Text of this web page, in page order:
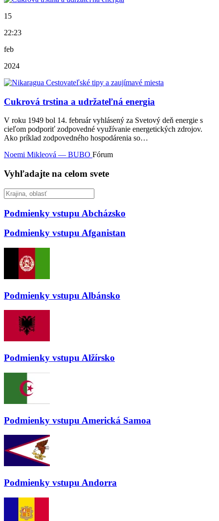
15
22:23
feb
2024
Cukrová trstina a udržateľná energia
V roku 1949 bol 14. február vyhlásený za Svetový deň energie s
cieľom podporiť zodpovedné využívanie energetických zdrojov.
Ako príklad zodpovedného hospodárenia so…
Noemi Mikleová — BUBO Fórum
Vyhľadajte na celom svete
Podmienky vstupu Abcházsko
Podmienky vstupu Afganistan
Podmienky vstupu Albánsko
Podmienky vstupu Alžírsko
Podmienky vstupu Americká Samoa
Podmienky vstupu Andorra